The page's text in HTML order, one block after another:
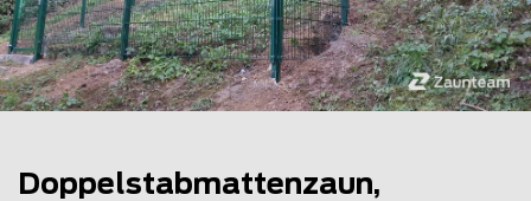
Doppelstabmattenzaun,